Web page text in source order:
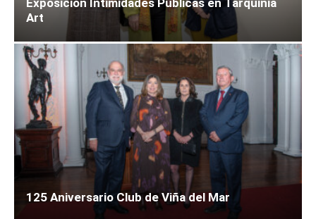
Exposición Intimidades Públicas en Tarquinia
Art
125 Aniversario Club de Viña del Mar